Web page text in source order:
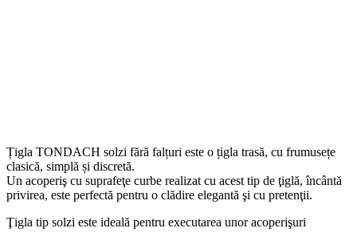
Țigla TONDACH solzi fără falțuri este o țigla trasă, cu frumusețe
clasică, simplă și discretă.
Un acoperiş cu suprafeţe curbe realizat cu acest tip de ţiglă, încântă
privirea, este perfectă pentru o clădire elegantă şi cu pretenţii.
Ţigla tip solzi este ideală pentru executarea unor acoperişuri